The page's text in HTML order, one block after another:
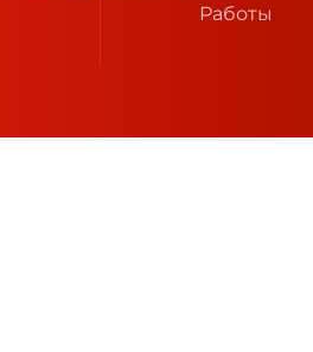
Работы